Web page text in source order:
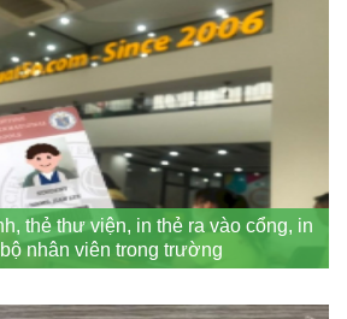
thẻ thư viện, in thẻ ra vào cổng, in
nhân viên trong trường